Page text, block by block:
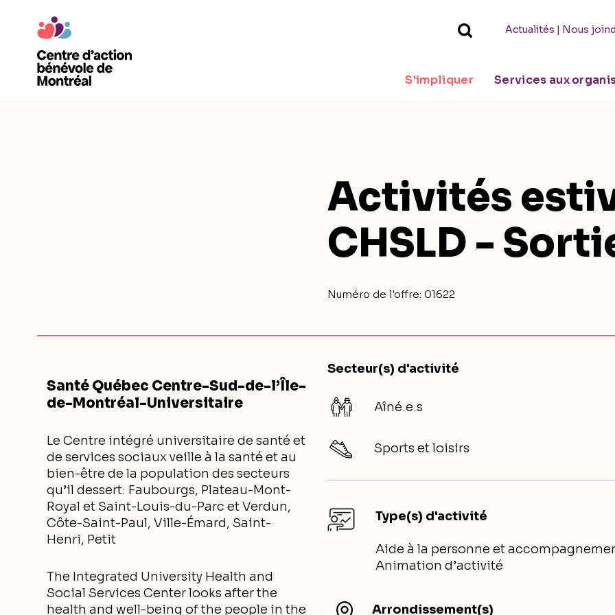
Actualités | Nous
S'impliquer Services aux
Activités
CHSLD -
Numéro de l'offre:01622
Santé Québec Centre-Sud-de-l’Île-
de-Montréal-Universitaire
Le Centre intégré universitaire de santé et
de services sociaux veille à la santé et au
bien-être de la population des secteurs
qu’il dessert: Faubourgs, Plateau-Mont-
Royal et Saint-Louis-du-Parc et Verdun,
Côte-Saint-Paul, Ville-Émard, Saint-
Henri, Petit
The Integrated University Health and
Social Services Center looks after the
health and well-being of the people in the
Secteur(s) d'activité
Aîné.e.s
Sports et loisirs
Type(s) d'activité
Aide à la personne et
Animation d’activité
Arrondissement(s)